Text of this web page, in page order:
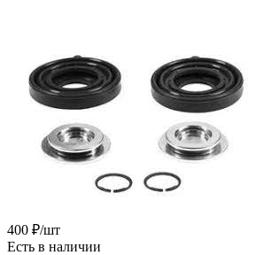
400 ₽/шт
Есть в наличии